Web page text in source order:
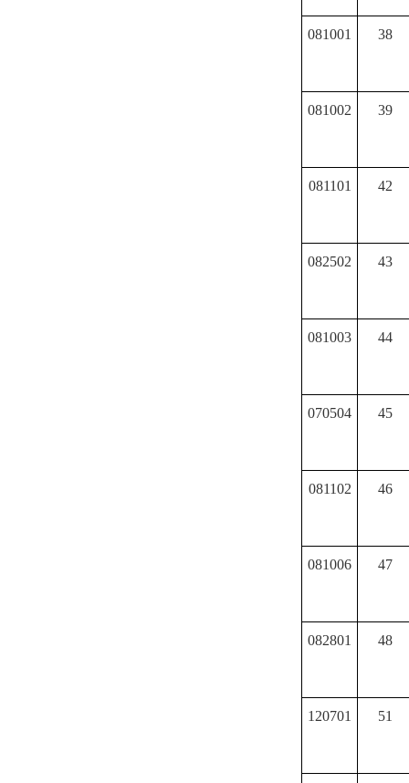
081001 38
081002 39
081101 42
082502 43
081003 44
070504 45
081102 46
081006 47
082801 48
120701 51